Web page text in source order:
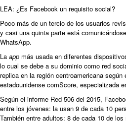
LEA: ¿Es Facebook un requisito social?
Poco más de un tercio de los usuarios
y casi una quinta parte está
WhatsApp.
La app más usada en diferentes
lo cual se debe a su dominio como red
replica en la región centroamericana
estadounidense comScore, especializada
Según el informe Red 506 del 2015,
entre los jóvenes: la usan 9 de cada 10
También entre adultos: 8 de cada 10 de